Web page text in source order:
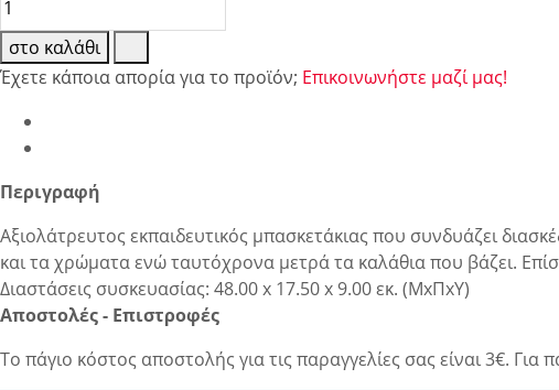
στο καλάθι
Έχετε κάποια απορία για το προϊόν; Επικοινωνήστε μαζί μας!
Περιγραφή
Αξιολάτρευτος εκπαιδευτικός μπασκετάκιας που συνδυάζει
και τα χρώματα ενώ ταυτόχρονα μετρά τα καλάθια που βάζει.
Διαστάσεις συσκευασίας: 48.00 x 17.50 x 9.00 εκ. (ΜxΠxΥ)
Αποστολές - Επιστροφές
Το πάγιο κόστος αποστολής για τις παραγγελίες σας είναι 3€.